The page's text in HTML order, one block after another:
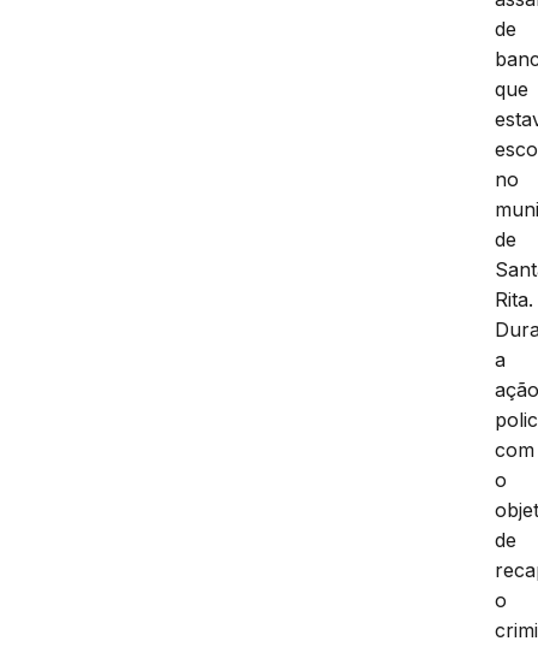
de
que
no
de
Rita.
a
com
o
de
o